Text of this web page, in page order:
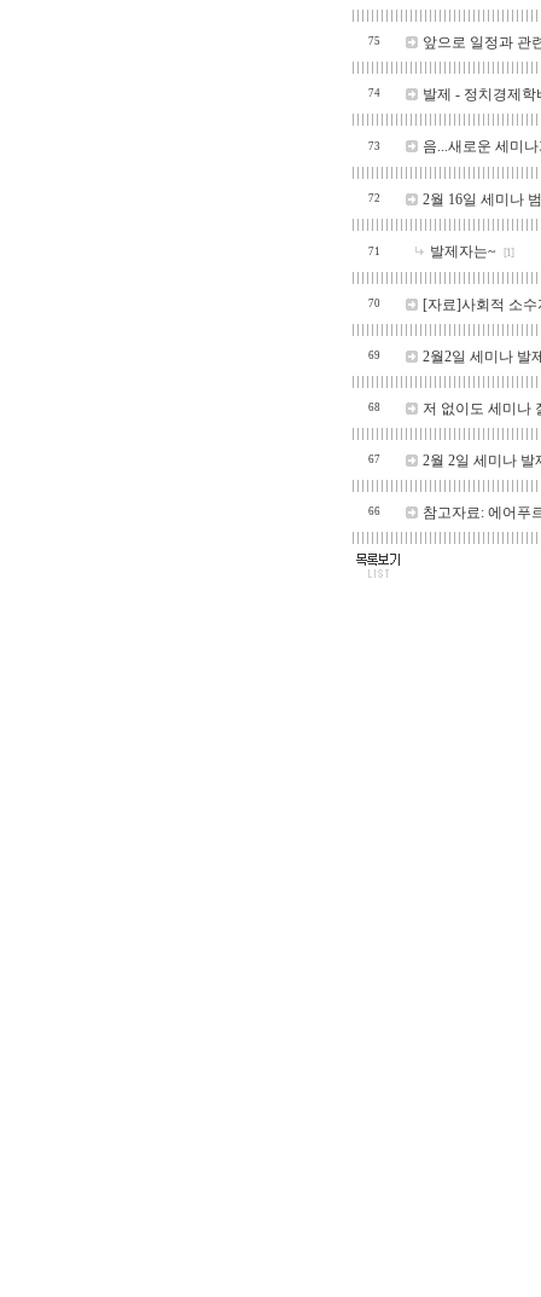
75 앞으로 일정과 관
74 발제 - 정치경제학
73 음...새로운 세미
72 2월 16일 세미나
71 발제자는~ [1]
70 [자료]사회적 소
69 2월2일 세미나 발
68 저 없이도 세미나
67 2월 2일 세미나
66 참고자료: 에어푸